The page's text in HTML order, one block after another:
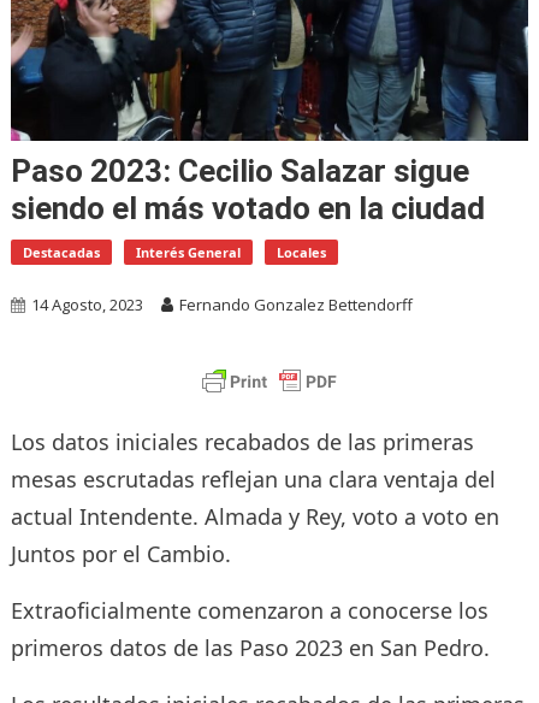
Paso 2023: Cecilio Salazar sigue
siendo el más votado en la ciudad
Destacadas Interés General Locales
14 Agosto, 2023 Fernando Gonzalez Bettendorff
Los datos iniciales recabados de las primeras
mesas escrutadas reflejan una clara ventaja del
actual Intendente. Almada y Rey, voto a voto en
Juntos por el Cambio.
Extraoficialmente comenzaron a conocerse los
primeros datos de las Paso 2023 en San Pedro.